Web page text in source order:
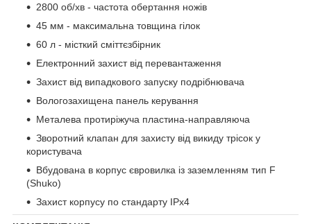
2800 об/хв - частота обертання ножів
45 мм - максимальна товщина гілок
60 л - місткий сміттєзбірник
Електронний захист від перевантаження
Захист від випадкового запуску подрібнювача
Вологозахищена панель керування
Металева протиріжуча пластина-направляюча
Зворотний клапан для захисту від викиду трісок у
користувача
Вбудована в корпус євровилка із заземленням тип F
(Shuko)
Захист корпусу по стандарту IPx4